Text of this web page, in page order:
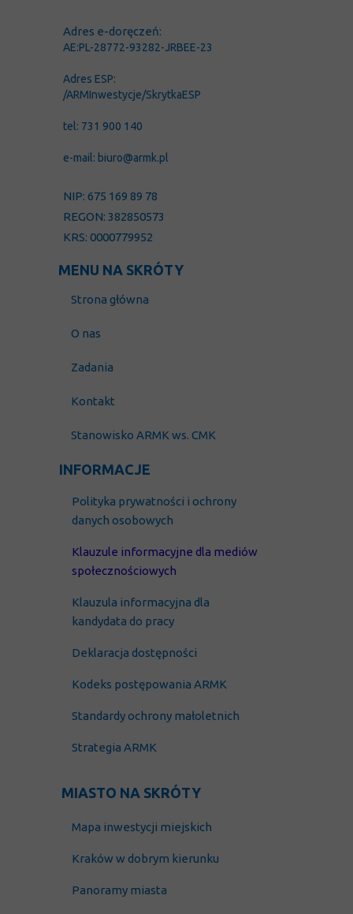
INFORMACJE
Strona główna
O nas
Zadania
Kontakt
Stanowisko ARMK ws. CMK
MIASTO NA SKRÓTY
MENU NA SKRÓTY
Polityka prywatności i ochrony
danych osobowych
Klauzule informacyjne dla mediów
społecznościowych
Klauzula informacyjna dla
kandydata do pracy
Deklaracja dostępności
Kodeks postępowania ARMK
Standardy ochrony małoletnich
Strategia ARMK
Mapa inwestycji miejskich
Kraków w dobrym kierunku
Panoramy miasta
Adres e-doręczeń:
AE:PL-28772-93282-JRBEE-23
Adres ESP:
/ARMInwestycje/SkrytkaESP
tel: 731 900 140
e-mail: biuro@armk.pl
NIP: 675 169 89 78
REGON: 382850573
KRS: 0000779952